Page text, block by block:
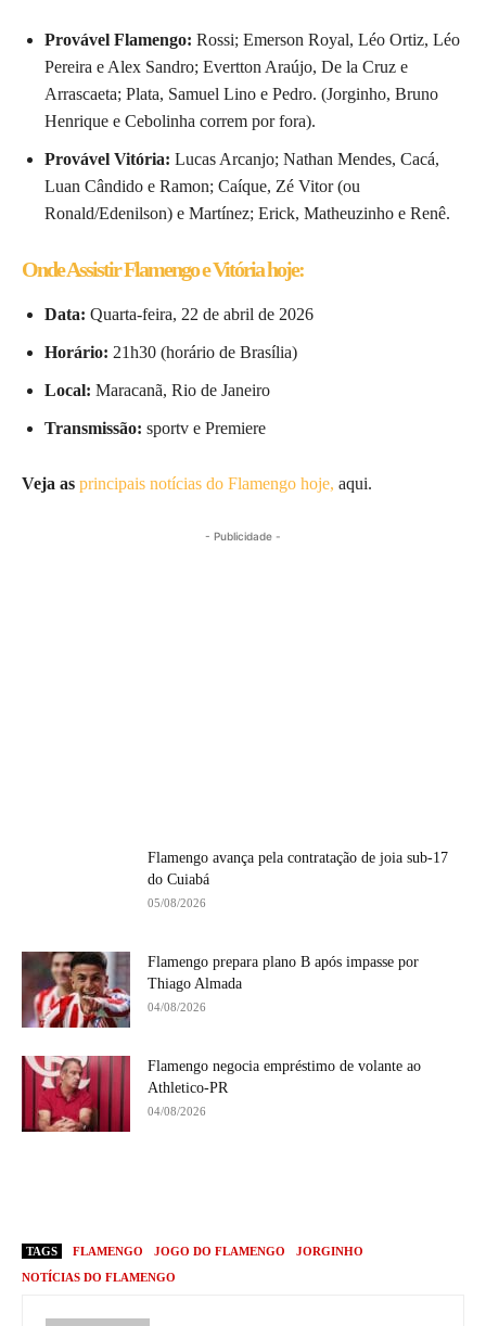
Provável Flamengo: Rossi; Emerson Royal, Léo Ortiz, Léo
Pereira e Alex Sandro; Evertton Araújo, De la Cruz e
Arrascaeta; Plata, Samuel Lino e Pedro. (Jorginho, Bruno
Henrique e Cebolinha correm por fora).
Provável Vitória: Lucas Arcanjo; Nathan Mendes, Cacá,
Luan Cândido e Ramon; Caíque, Zé Vitor (ou
Ronald/Edenilson) e Martínez; Erick, Matheuzinho e Renê.
Onde Assistir Flamengo e Vitória hoje:
Data: Quarta-feira, 22 de abril de 2026
Horário: 21h30 (horário de Brasília)
Local: Maracanã, Rio de Janeiro
Transmissão: sportv e Premiere
Veja as principais notícias do Flamengo hoje, aqui.
- Publicidade -
Flamengo avança pela contratação de joia sub-17
do Cuiabá
05/08/2026
Flamengo prepara plano B após impasse por
Thiago Almada
04/08/2026
Flamengo negocia empréstimo de volante ao
Athletico-PR
04/08/2026
TAGS FLAMENGO JOGO DO FLAMENGO
JORGINHO
NOTÍCIAS DO FLAMENGO